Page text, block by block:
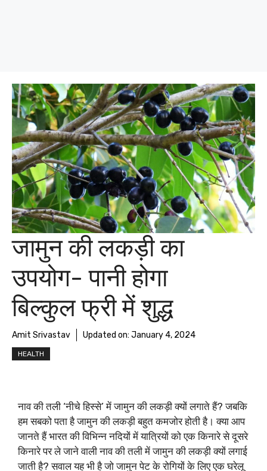
जामुन की लकड़ी का
उपयोग- पानी होगा
बिल्कुल फ्री में शुद्ध
Amit Srivastav Updated on: January 4, 2024
HEALTH
नाव की तली ‘नीचे हिस्से’ में जामुन की लकड़ी क्यों लगाते हैं? जबकि
हम सबको पता है जामुन की लकड़ी बहुत कमजोर होती है। क्या आप
जानते हैं भारत की विभिन्न नदियों में यात्रियों को एक किनारे से दूसरे
किनारे पर ले जाने वाली नाव की तली में जामुन की लकड़ी क्यों लगाई
जाती है? सवाल यह भी है जो जामुन पेट के रोगियों के लिए एक घरेलू